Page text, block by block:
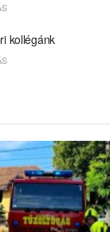
kollégánk